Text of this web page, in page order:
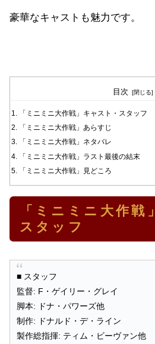
豪華なキャストも魅力です。
目次
「ミニミニ大作戦」キャスト・スタッフ
「ミニミニ大作戦」あらすじ
「ミニミニ大作戦」ネタバレ
「ミニミニ大作戦」ラスト最後の結末
「ミニミニ大作戦」見どころ
「ミニミニ大作戦
スタッフ
■ スタッフ
監督: F・ゲイリー・グレイ
脚本: ドナ・パワーズ他
制作: ドナルド・デ・ライン
製作総指揮: ティム・ビーヴァン他